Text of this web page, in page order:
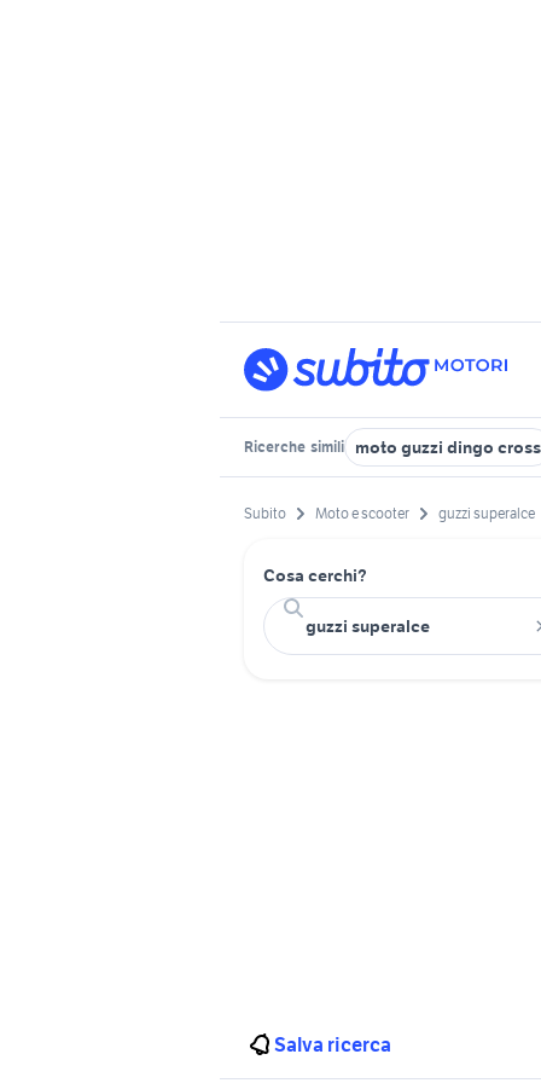
Ricerche simili moto guzzi dingo cross
Subito Moto e scooter guzzi superalce
Cosa cerchi?
Salva ricerca